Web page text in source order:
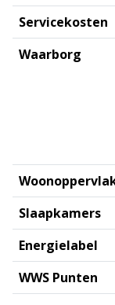
Servicekosten
Waarborg
Slaapkamers
Energielabel
WWS Punten